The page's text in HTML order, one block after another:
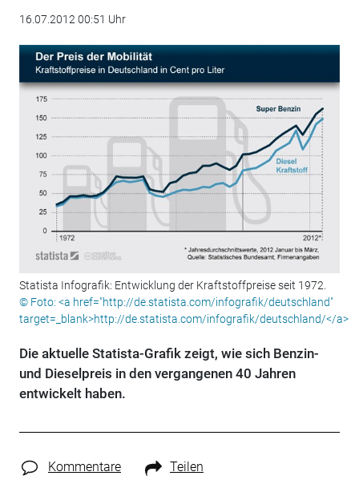
16.07.2012 00:51 Uhr
Statista Infografik: Entwicklung der Kraftstoffpreise seit 1972.
© Foto: <a href="http://de.statista.com/infografik/deutschland"
target=_blank>http://de.statista.com/infografik/deutschland/</a>
Die aktuelle Statista-Grafik zeigt, wie sich Benzin-
und Dieselpreis in den vergangenen 40 Jahren
entwickelt haben.
Kommentare Teilen